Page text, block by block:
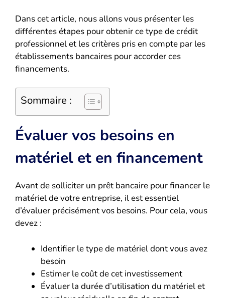
Dans cet article, nous allons vous présenter les
différentes étapes pour obtenir ce type de crédit
professionnel et les critères pris en compte par les
établissements bancaires pour accorder ces
financements.
Sommaire :
Évaluer vos besoins en
matériel et en financement
Avant de solliciter un prêt bancaire pour financer le
matériel de votre entreprise, il est essentiel
d’évaluer précisément vos besoins. Pour cela, vous
devez :
Identifier le type de matériel dont vous avez
besoin
Estimer le coût de cet investissement
Évaluer la durée d’utilisation du matériel et